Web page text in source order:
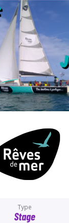
Type
Stage